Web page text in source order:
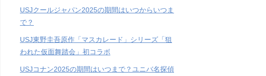
USJクールジャパン2025の期間はいつからいつま
で？
USJ東野圭吾原作「マスカレード」シリーズ「狙
われた仮面舞踏会」初コラボ
USJコナン2025の期間はいつまで？ユニバ名探偵